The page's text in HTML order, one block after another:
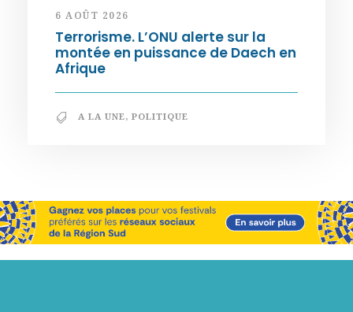
6 AOÛT 2026
Terrorisme. L’ONU alerte sur la
montée en puissance de Daech en
Afrique
A LA UNE, POLITIQUE